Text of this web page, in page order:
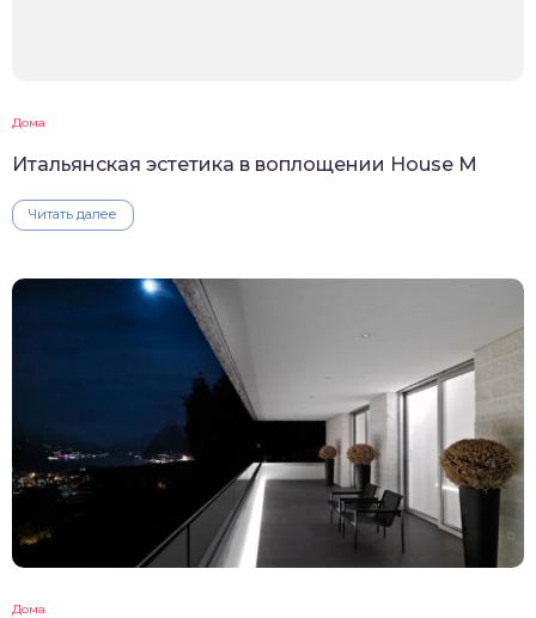
Дома
Итальянская эстетика в воплощении House M
Читать далее
Дома